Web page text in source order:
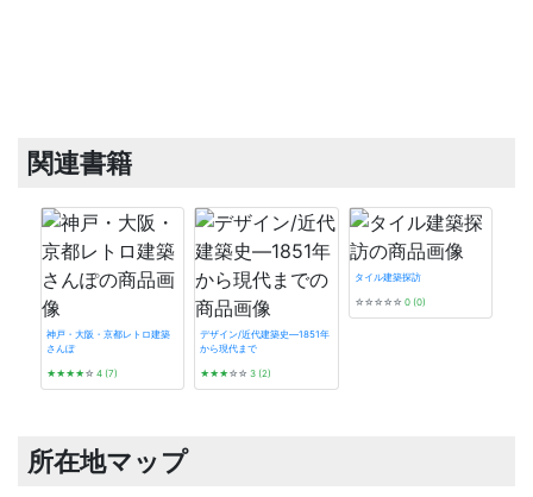
関連書籍
神戸・大阪・京都レトロ建築
さんぽ
★★★★☆ 4 (7)
デザイン/近代建築史―1851年
から現代まで
★★★☆☆ 3 (2)
タイル建築探訪
☆☆☆☆☆ 0 (0)
所在地マップ